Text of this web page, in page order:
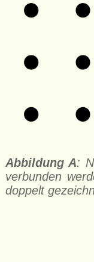
Abbildung A:
verbunden
doppelt